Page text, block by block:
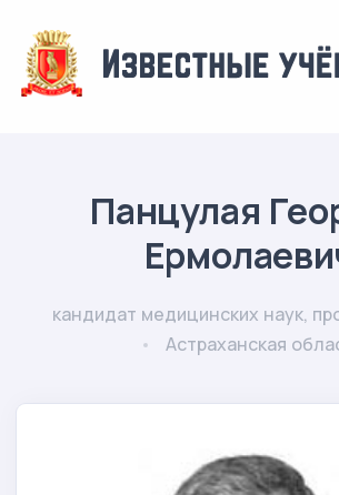
Панцулая
кандидат медицинских наук,
Астраханская